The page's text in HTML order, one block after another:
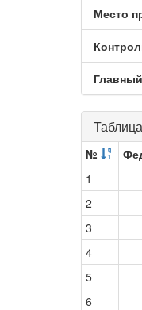
Место
Таблица
№
1
2
3
4
5
6